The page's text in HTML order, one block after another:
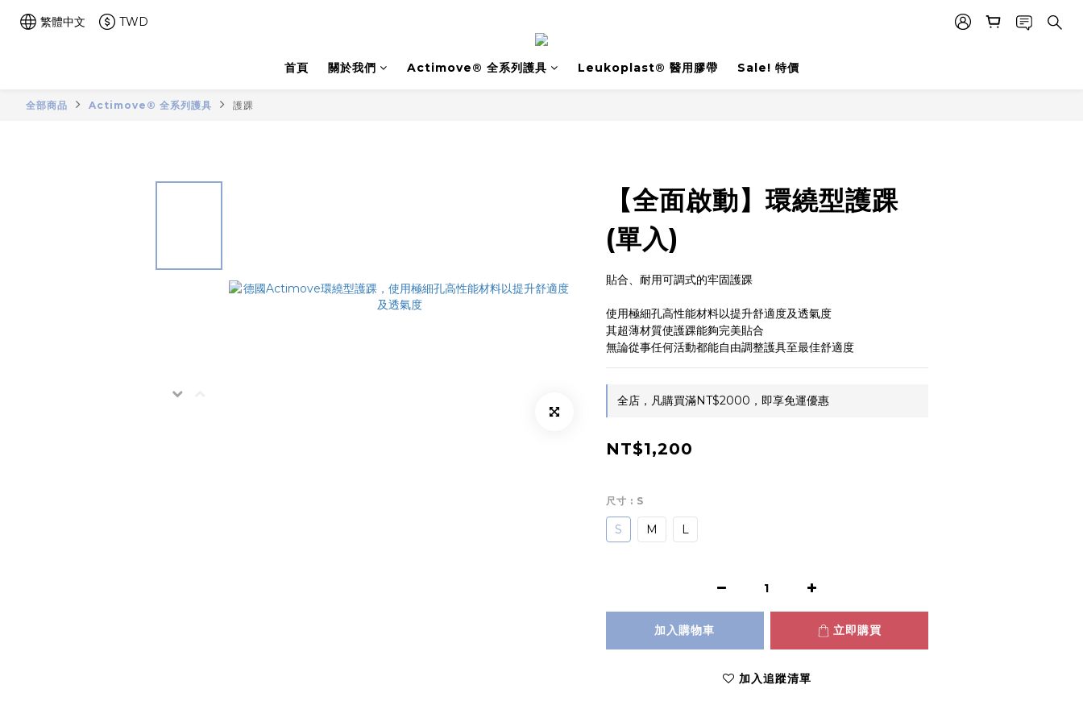
繁體中文 TWD
首頁 關於我們 Actimove® 全系列護具 Leukoplast® 醫用膠帶 Sale! 特價
全部商品 Actimove® 全系列護具 護踝
【全面啟動】環繞型護踝
(單入)
貼合、耐用可調式的牢固護踝
使用極細孔高性能材料以提升舒適度及透氣度
其超薄材質使護踝能夠完美貼合
無論從事任何活動都能自由調整護具至最佳舒適度
全店，凡購買滿NT$2000，即享免運優惠
NT$1,200
尺寸 : S
S M L
加入購物車 立即購買
加入追蹤清單